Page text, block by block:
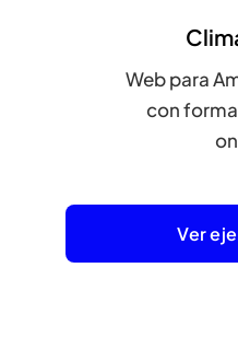
Web para
con
Ver